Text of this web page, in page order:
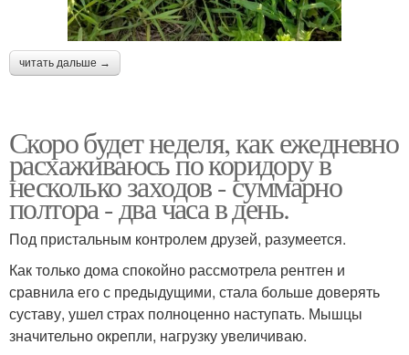
читать дальше →
Скоро будет неделя, как ежедневно
расхаживаюсь по коридору в
несколько заходов - суммарно
полтора - два часа в день.
Под пристальным контролем друзей, разумеется.
Как только дома спокойно рассмотрела рентген и
сравнила его с предыдущими, стала больше доверять
суставу, ушел страх полноценно наступать. Мышцы
значительно окрепли, нагрузку увеличиваю.